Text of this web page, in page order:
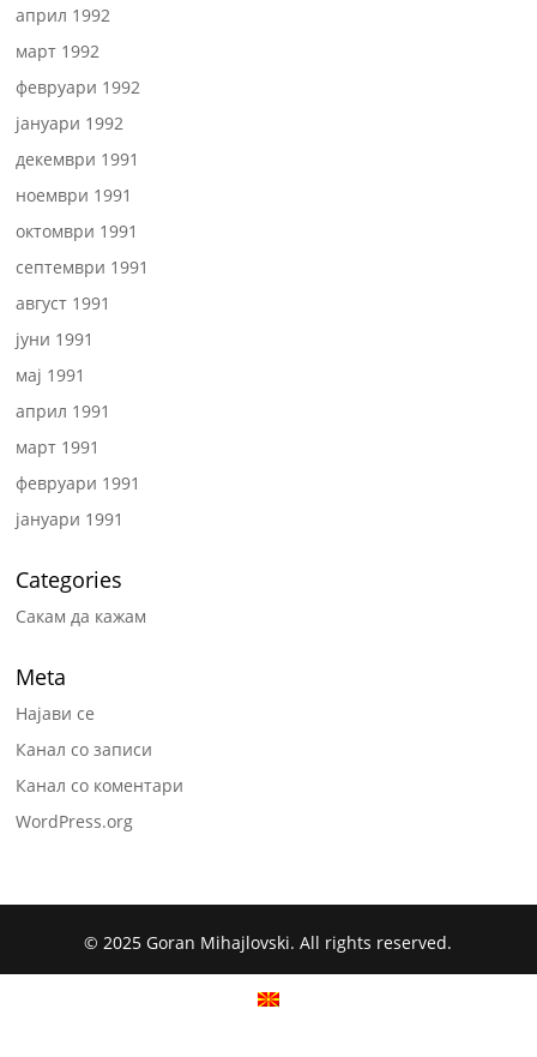
април 1992
март 1992
февруари 1992
јануари 1992
декември 1991
ноември 1991
октомври 1991
септември 1991
август 1991
јуни 1991
мај 1991
април 1991
март 1991
февруари 1991
јануари 1991
Categories
Сакам да кажам
Meta
Најави се
Канал со записи
Канал со коментари
WordPress.org
© 2025 Goran Mihajlovski. All rights reserved.